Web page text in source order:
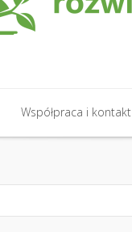
Współpraca i kontakt